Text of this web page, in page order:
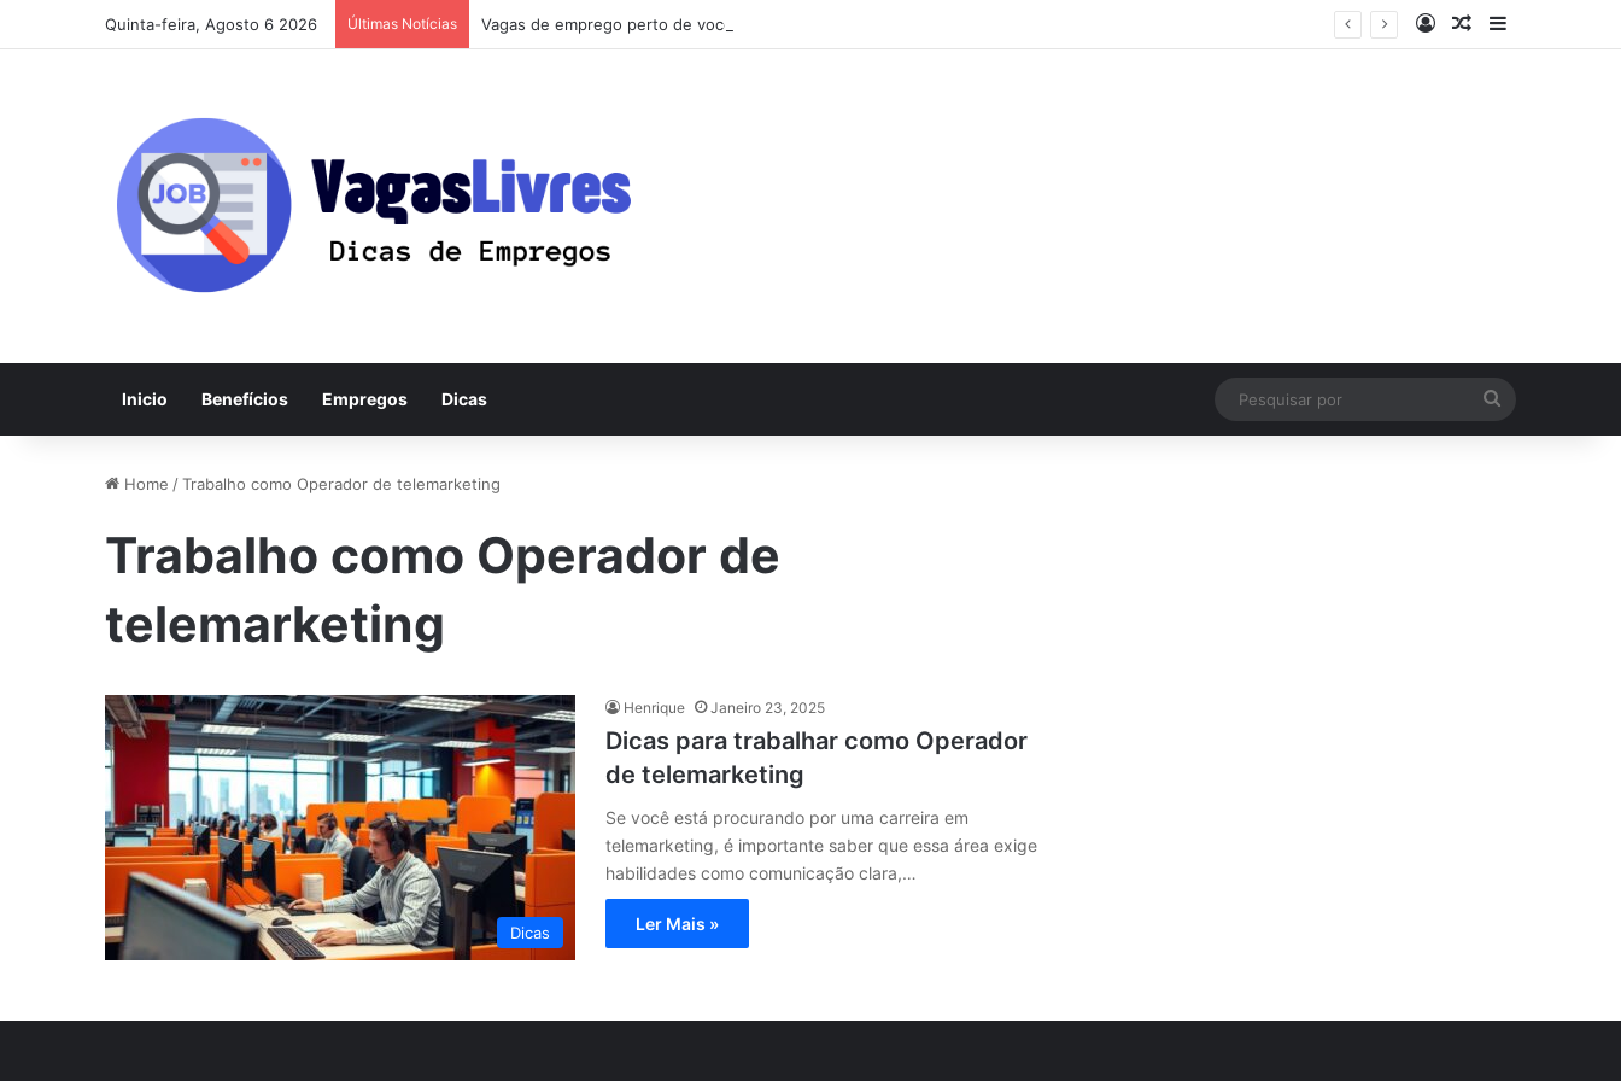
Quinta-feira, Agosto 6 2026 Últimas Notícias Vagas de emprego perto de você: o guia que vai mudar sua busca Log InArtigo Aleatório
Sidebar
Inicio Benefícios Empregos Dicas
por
Home /Trabalho como Operador de telemarketing
Trabalho como Operador de
telemarketing
Dicas
Henrique Janeiro 23, 2025
Dicas para trabalhar como Operador
de telemarketing
Se você está procurando por uma carreira em
telemarketing, é importante saber que essa área exige
habilidades como comunicação clara,…
Ler Mais »